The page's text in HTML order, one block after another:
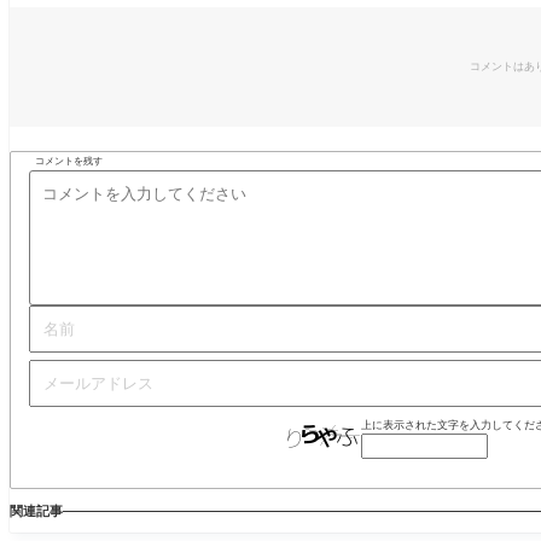
コメントはあ
コメントを残す
上に表示された文字を入力してくだ
関連記事